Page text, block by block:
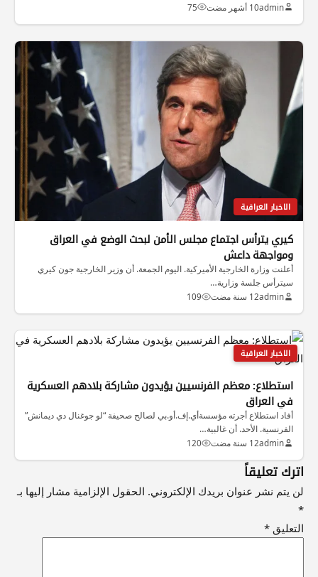
admin10 أشهر مضت 75
الاخبار العراقية
كيري يترأس اجتماع مجلس الأمن لبحث الوضع في العراق
ومواجهة داعش
أعلنت وزارة الخارجية الأميركية. اليوم الجمعة. أن وزير الخارجية جون كيري
سيترأس جلسة وزارية…
admin12 سنة مضت 109
الاخبار العراقية
استطلاع: معظم الفرنسيين يؤيدون مشاركة بلادهم العسكرية
في العراق
أفاد استطلاع أجرته مؤسسةأي.إف.أو.بي لصالح صحيفة “لو جوغنال دي ديمانش”
الفرنسية. الأحد. أن غالبية…
admin12 سنة مضت 120
اترك تعليقاً
لن يتم نشر عنوان بريدك الإلكتروني. الحقول الإلزامية مشار إليها بـ
*
التعليق *